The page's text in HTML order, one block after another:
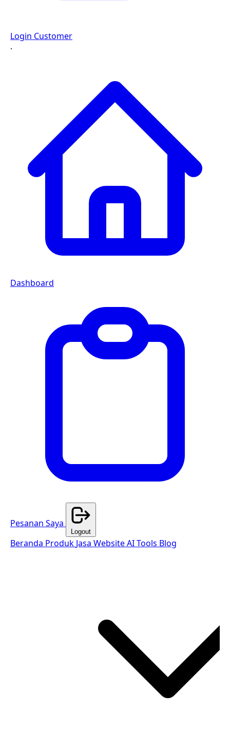
Login Customer
·
Dashboard
Pesanan Saya
Logout
Beranda Produk Jasa WebsiteAI Tools Blog